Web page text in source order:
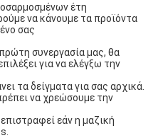
έτη
να κάνουμε τα προϊόντα
σας
συνεργασία μας, θα
για να ελέγξω την
τα δείγματα για σας αρχικά.
να χρεώσουμε την
εάν η μαζική